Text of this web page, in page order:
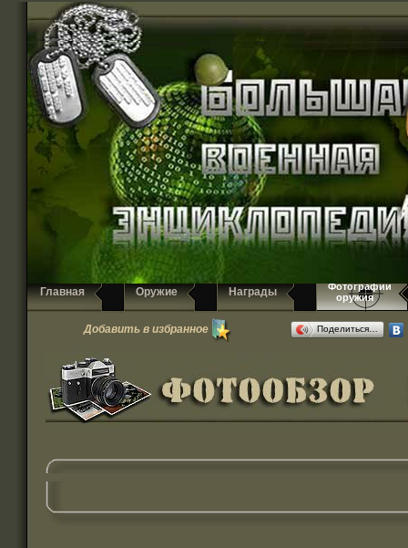
Главная Оружие Награды
Фотографии
оружия
Добавить в избранное Поделиться…